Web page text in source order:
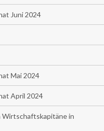
Juni 2024
Mai 2024
April 2024
Wirtschaftskapitäne in